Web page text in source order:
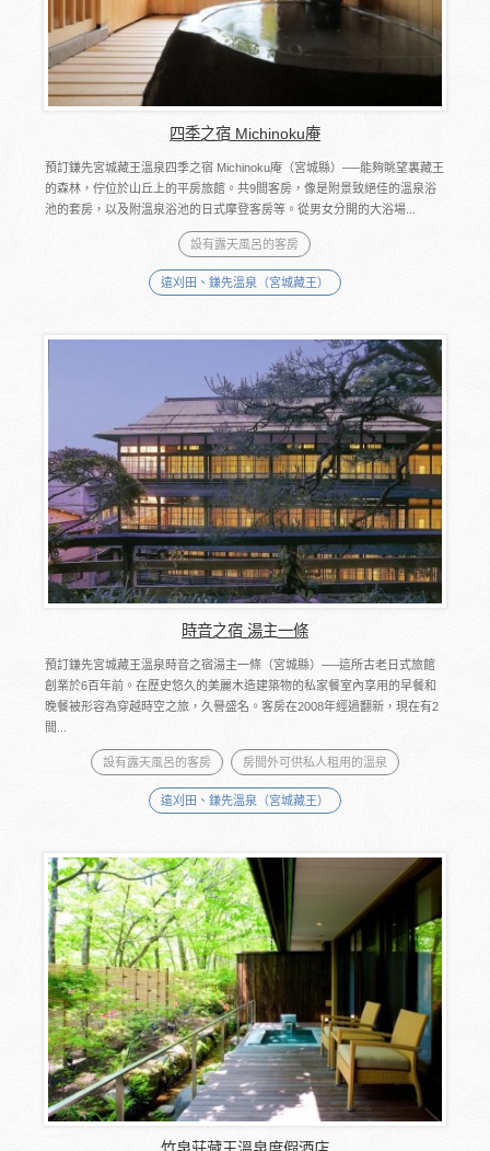
四季之宿 Michinoku庵
預訂鎌先宮城藏王溫泉四季之宿 Michinoku庵（宮城縣）──能夠眺望裏藏王
的森林，佇位於山丘上的平房旅館。共9間客房，像是附景致絕佳的溫泉浴
池的套房，以及附溫泉浴池的日式摩登客房等。從男女分開的大浴場...
設有露天風呂的客房
遠刈田、鎌先溫泉（宮城藏王）
時音之宿 湯主一條
預訂鎌先宮城藏王溫泉時音之宿湯主一條（宮城縣）──這所古老日式旅館
創業於6百年前。在歷史悠久的美麗木造建築物的私家餐室內享用的早餐和
晚餐被形容為穿越時空之旅，久譽盛名。客房在2008年經過翻新，現在有2
間...
設有露天風呂的客房 房間外可供私人租用的溫泉
遠刈田、鎌先溫泉（宮城藏王）